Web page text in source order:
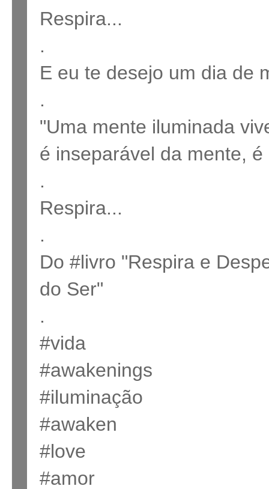
Respira...
.
E eu te desejo um dia de
.
"Uma mente iluminada
é inseparável da mente,
.
Respira...
.
Do #livro "Respira e
do Ser"
.
#vida
#awakenings
#iluminação
#awaken
#love
#amor